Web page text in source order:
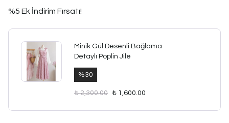
%5 Ek İndirim Fırsatı!
Minik Gül Desenli Bağlama
Detaylı Poplin Jile
%30
₺ 2,300.00 ₺ 1,600.00